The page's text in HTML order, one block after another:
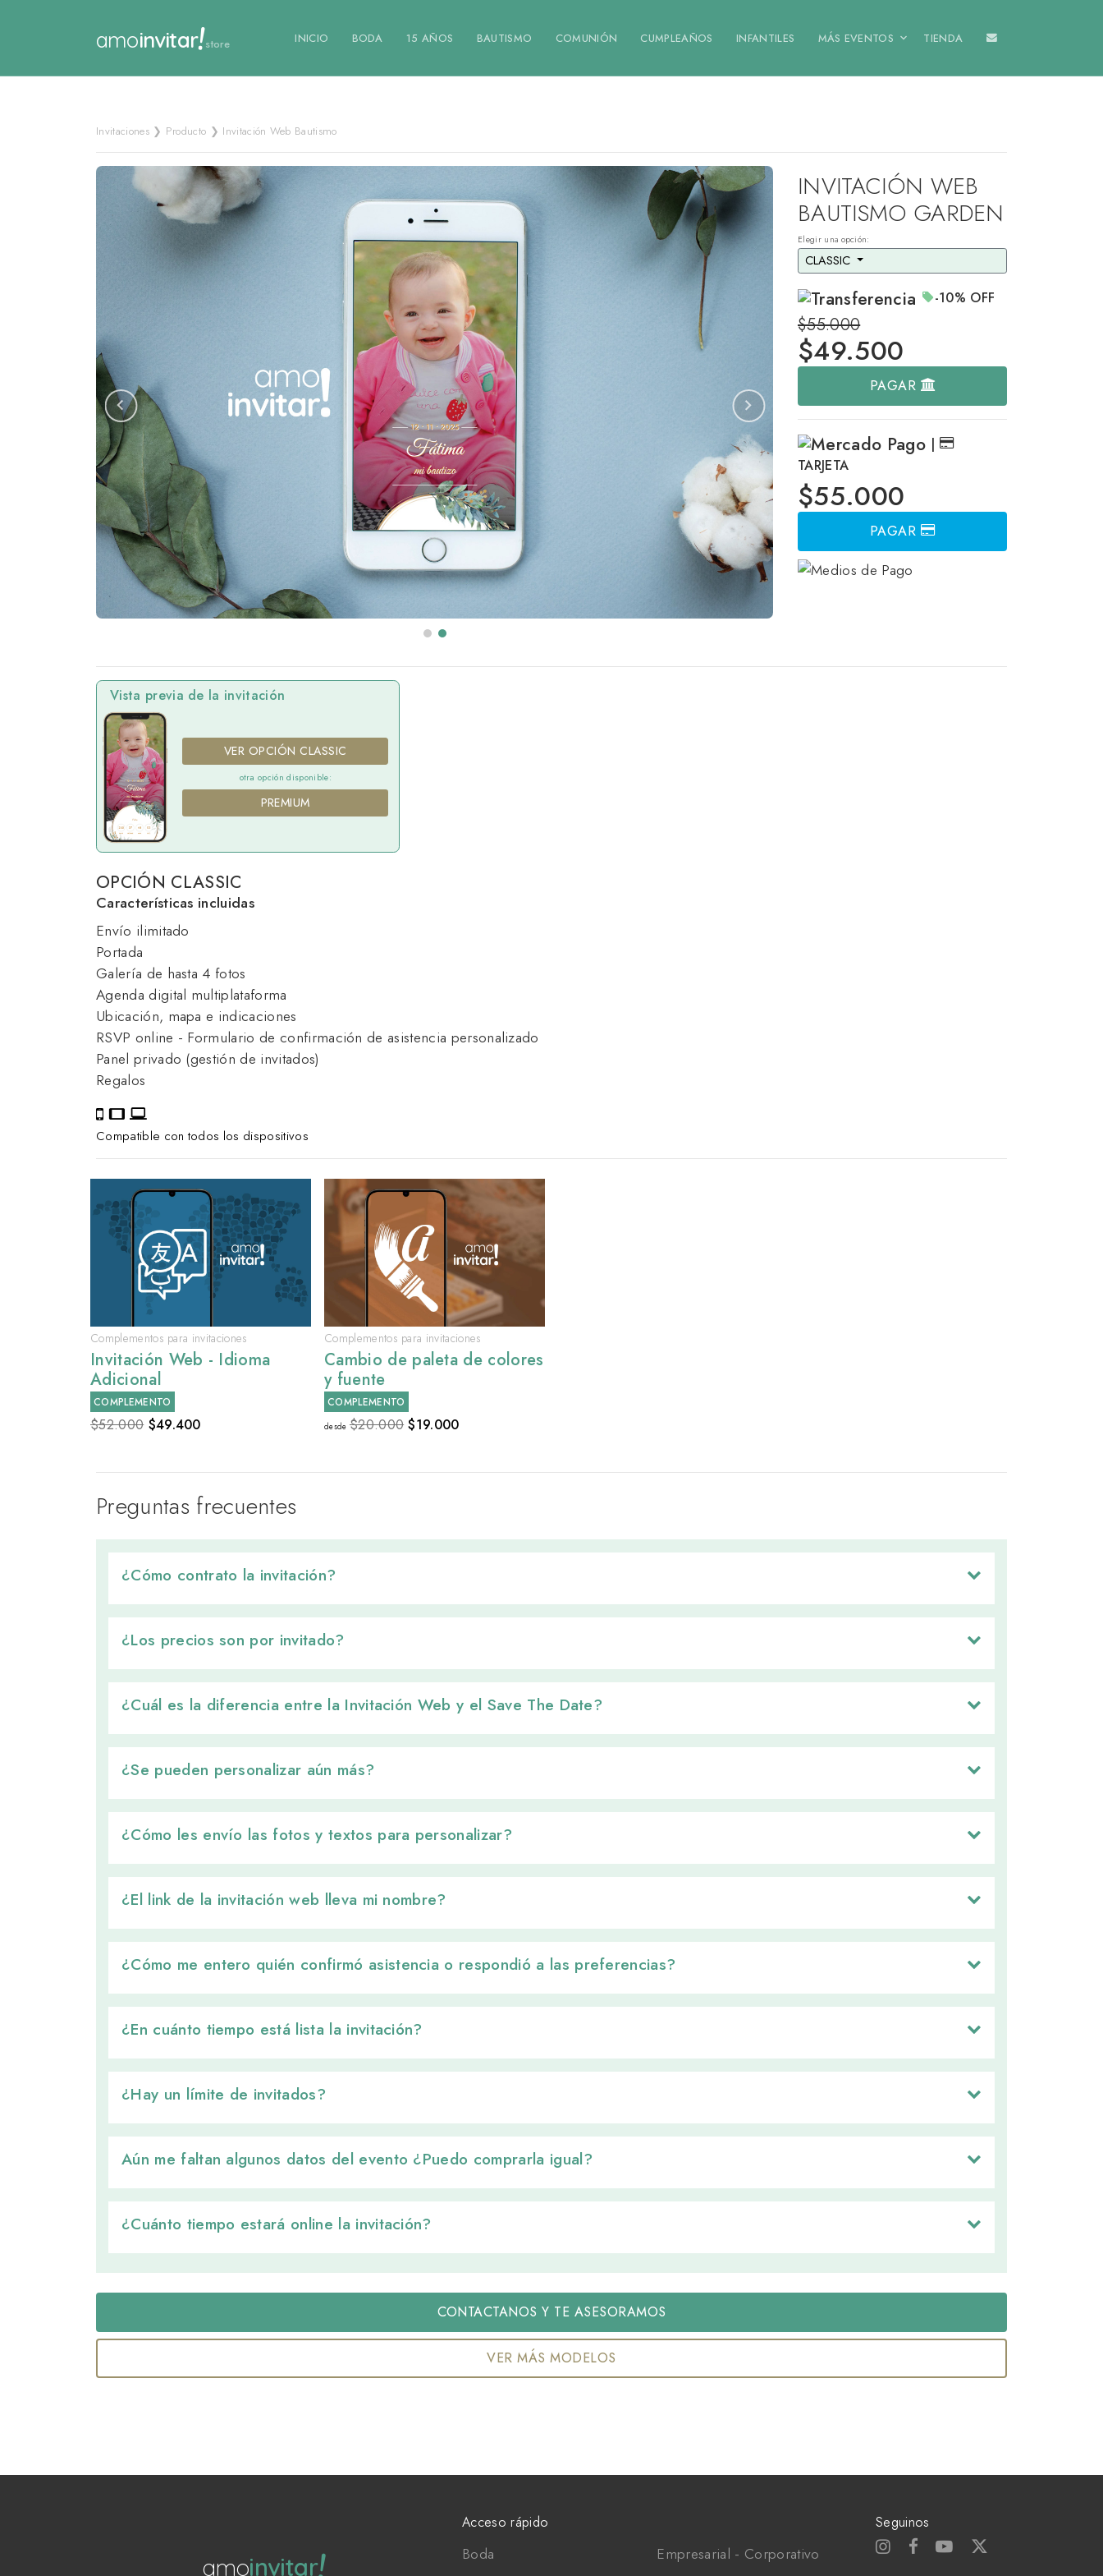
amoinvitar!store INICIO BODA 15 AÑOS BAUTISMO COMUNIÓN CUMPLEAÑOS INFANTILES MÁS EVENTOS TIENDA
Invitaciones ❯ Producto ❯ Invitación Web Bautismo
INVITACIÓN WEB
BAUTISMO GARDEN
Elegir una opción:
CLASSIC
-10% OFF
$55.000
$49.500
PAGAR
|
TARJETA
$55.000
PAGAR
Vista previa de la invitación
VER OPCIÓN CLASSIC
otra opción disponible:
PREMIUM
OPCIÓN CLASSIC
Características incluidas
Envío ilimitado
Portada
Galería de hasta 4 fotos
Agenda digital multiplataforma
Ubicación, mapa e indicaciones
RSVP online - Formulario de confirmación de asistencia personalizado
Panel privado (gestión de invitados)
Regalos
Compatible con todos los dispositivos
Complementos para invitaciones
Invitación Web - Idioma
Adicional
COMPLEMENTO
$52.000$49.400
Complementos para invitaciones
Cambio de paleta de colores
y fuente
COMPLEMENTO
desde $20.000$19.000
Preguntas frecuentes
¿Cómo contrato la invitación?
¿Los precios son por invitado?
¿Cuál es la diferencia entre la Invitación Web y el Save The Date?
¿Se pueden personalizar aún más?
¿Cómo les envío las fotos y textos para personalizar?
¿El link de la invitación web lleva mi nombre?
¿Cómo me entero quién confirmó asistencia o respondió a las preferencias?
¿En cuánto tiempo está lista la invitación?
¿Hay un límite de invitados?
Aún me faltan algunos datos del evento ¿Puedo comprarla igual?
¿Cuánto tiempo estará online la invitación?
CONTACTANOS Y TE ASESORAMOS
VER MÁS MODELOS
amoinvitar!
Acceso rápido
Boda
Empresarial - Corporativo
Seguinos